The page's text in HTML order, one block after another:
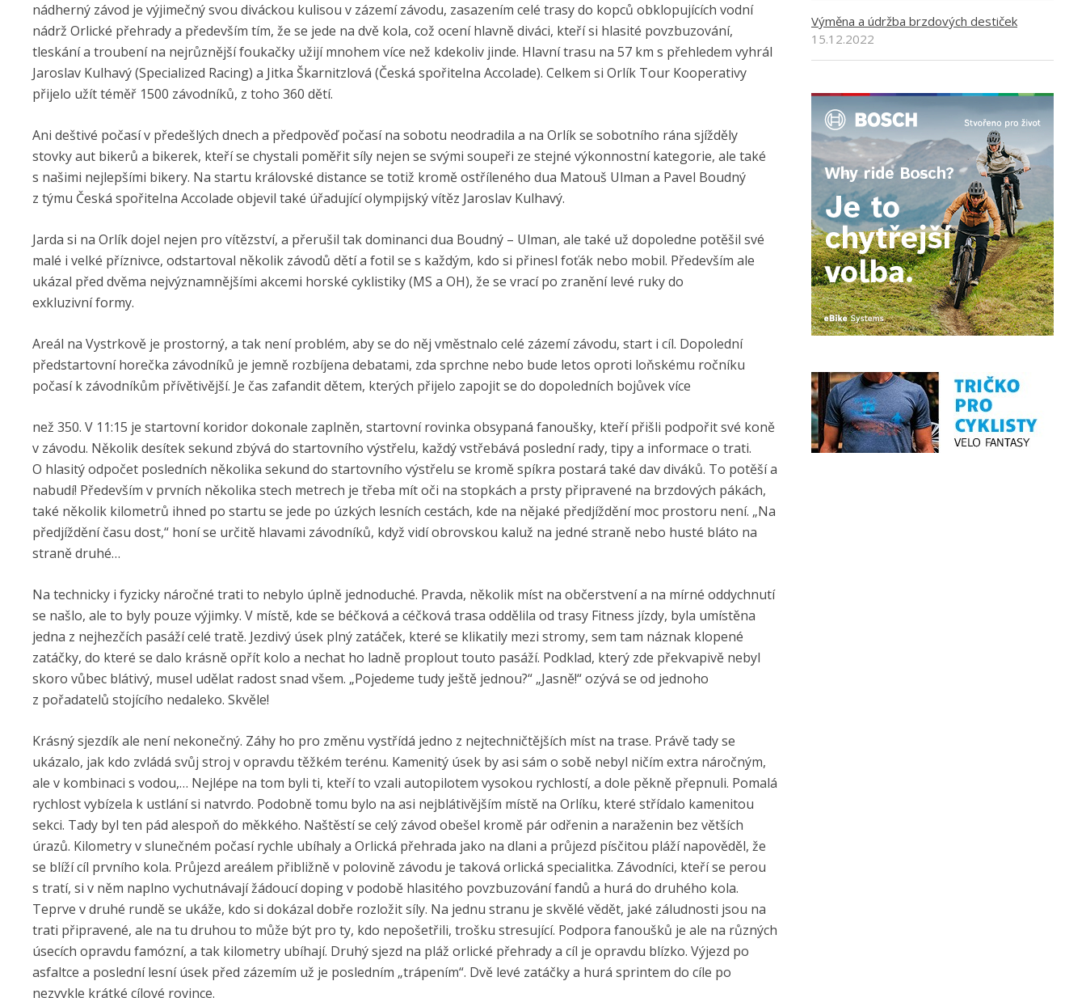
nádherný závod je výjimečný svou diváckou kulisou v zázemí závodu, zasazením celé trasy do kopců obklopujících vodní
nádrž Orlické přehrady a především tím, že se jede na dvě kola, což ocení hlavně diváci, kteří si hlasité povzbuzování,
tleskání a troubení na nejrůznější foukačky užijí mnohem více než kdekoliv jinde. Hlavní trasu na 57 km s přehledem vyhrál
Jaroslav Kulhavý (Specialized Racing) a Jitka Škarnitzlová (Česká spořitelna Accolade). Celkem si Orlík Tour Kooperativy
přijelo užít téměř 1500 závodníků, z toho 360 dětí.
Ani deštivé počasí v předešlých dnech a předpověď počasí na sobotu neodradila a na Orlík se sobotního rána sjížděly
stovky aut bikerů a bikerek, kteří se chystali poměřit síly nejen se svými soupeři ze stejné výkonnostní kategorie, ale také
s našimi nejlepšími bikery. Na startu královské distance se totiž kromě ostříleného dua Matouš Ulman a Pavel Boudný
z týmu Česká spořitelna Accolade objevil také úřadující olympijský vítěz Jaroslav Kulhavý.
Jarda si na Orlík dojel nejen pro vítězství, a přerušil tak dominanci dua Boudný – Ulman, ale také už dopoledne potěšil své
malé i velké příznivce, odstartoval několik závodů dětí a fotil se s každým, kdo si přinesl foťák nebo mobil. Především ale
ukázal před dvěma nejvýznamnějšími akcemi horské cyklistiky (MS a OH), že se vrací po zranění levé ruky do
exkluzivní formy.
Areál na Vystrkově je prostorný, a tak není problém, aby se do něj vměstnalo celé zázemí závodu, start i cíl. Dopolední
předstartovní horečka závodníků je jemně rozbíjena debatami, zda sprchne nebo bude letos oproti loňskému ročníku
počasí k závodníkům přívětivější. Je čas zafandit dětem, kterých přijelo zapojit se do dopoledních bojůvek více
než 350. V 11:15 je startovní koridor dokonale zaplněn, startovní rovinka obsypaná fanoušky, kteří přišli podpořit své koně
v závodu. Několik desítek sekund zbývá do startovního výstřelu, každý vstřebává poslední rady, tipy a informace o trati.
O hlasitý odpočet posledních několika sekund do startovního výstřelu se kromě spíkra postará také dav diváků. To potěší a
nabudí! Především v prvních několika stech metrech je třeba mít oči na stopkách a prsty připravené na brzdových pákách,
také několik kilometrů ihned po startu se jede po úzkých lesních cestách, kde na nějaké předjíždění moc prostoru není. „Na
předjíždění času dost,“ honí se určitě hlavami závodníků, když vidí obrovskou kaluž na jedné straně nebo husté bláto na
straně druhé…
Na technicky i fyzicky náročné trati to nebylo úplně jednoduché. Pravda, několik míst na občerstvení a na mírné oddychnutí
se našlo, ale to byly pouze výjimky. V místě, kde se béčková a céčková trasa oddělila od trasy Fitness jízdy, byla umístěna
jedna z nejhezčích pasáží celé tratě. Jezdivý úsek plný zatáček, které se klikatily mezi stromy, sem tam náznak klopené
zatáčky, do které se dalo krásně opřít kolo a nechat ho ladně proplout touto pasáží. Podklad, který zde překvapivě nebyl
skoro vůbec blátivý, musel udělat radost snad všem. „Pojedeme tudy ještě jednou?“ „Jasně!“ ozývá se od jednoho
z pořadatelů stojícího nedaleko. Skvěle!
Krásný sjezdík ale není nekonečný. Záhy ho pro změnu vystřídá jedno z nejtechničtějších míst na trase. Právě tady se
ukázalo, jak kdo zvládá svůj stroj v opravdu těžkém terénu. Kamenitý úsek by asi sám o sobě nebyl ničím extra náročným,
ale v kombinaci s vodou,… Nejlépe na tom byli ti, kteří to vzali autopilotem vysokou rychlostí, a dole pěkně přepnuli. Pomalá
rychlost vybízela k ustlání si natvrdo. Podobně tomu bylo na asi nejblátivějším místě na Orlíku, které střídalo kamenitou
sekci. Tady byl ten pád alespoň do měkkého. Naštěstí se celý závod obešel kromě pár odřenin a naraženin bez větších
úrazů. Kilometry v slunečném počasí rychle ubíhaly a Orlická přehrada jako na dlani a průjezd písčitou pláží napověděl, že
se blíží cíl prvního kola. Průjezd areálem přibližně v polovině závodu je taková orlická specialitka. Závodníci, kteří se perou
s tratí, si v něm naplno vychutnávají žádoucí doping v podobě hlasitého povzbuzování fandů a hurá do druhého kola.
Teprve v druhé rundě se ukáže, kdo si dokázal dobře rozložit síly. Na jednu stranu je skvělé vědět, jaké záludnosti jsou na
trati připravené, ale na tu druhou to může být pro ty, kdo nepošetřili, trošku stresující. Podpora fanoušků je ale na různých
úsecích opravdu famózní, a tak kilometry ubíhají. Druhý sjezd na pláž orlické přehrady a cíl je opravdu blízko. Výjezd po
asfaltce a poslední lesní úsek před zázemím už je posledním „trápením“. Dvě levé zatáčky a hurá sprintem do cíle po
nezvykle krátké cílové rovince.
Výměna a údržba brzdových destiček
15.12.2022